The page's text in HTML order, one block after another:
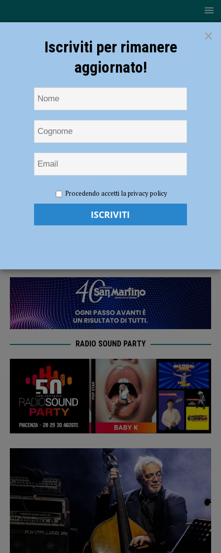
Piacenza Jazz Fest e si apre la stagione autunnale del Milestone
Chiude il Piacenza Jazz Fest e si apre la
RADIO SOUND PARTY
×
Iscriviti per rimanere
aggiornato!
Procedendo accetti la privacy policy